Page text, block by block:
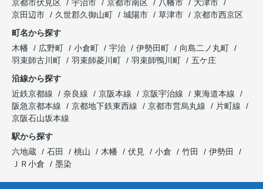
京都市伏見区
宇治市 京都市南区 八幡市
大津市
京田辺市
久世郡久御山町 城陽市 草津市
京都市西京区
町名から探す
木幡
広野町 小倉町 宇治 伊勢田町
向島二ノ丸町
羽束師古川町
羽束師菱川町 羽束師鴨川町
五ケ庄
沿線から探す
近鉄京都線
奈良線 京阪本線 京阪宇治線
東海道本線
阪急京都本線
京都地下鉄東西線 京都市営烏丸線
片町線
京阪石山坂本線
駅から探す
六地蔵
石田 桃山 木幡 伏見 小倉 竹田
伊勢田
ＪＲ小倉
墨染